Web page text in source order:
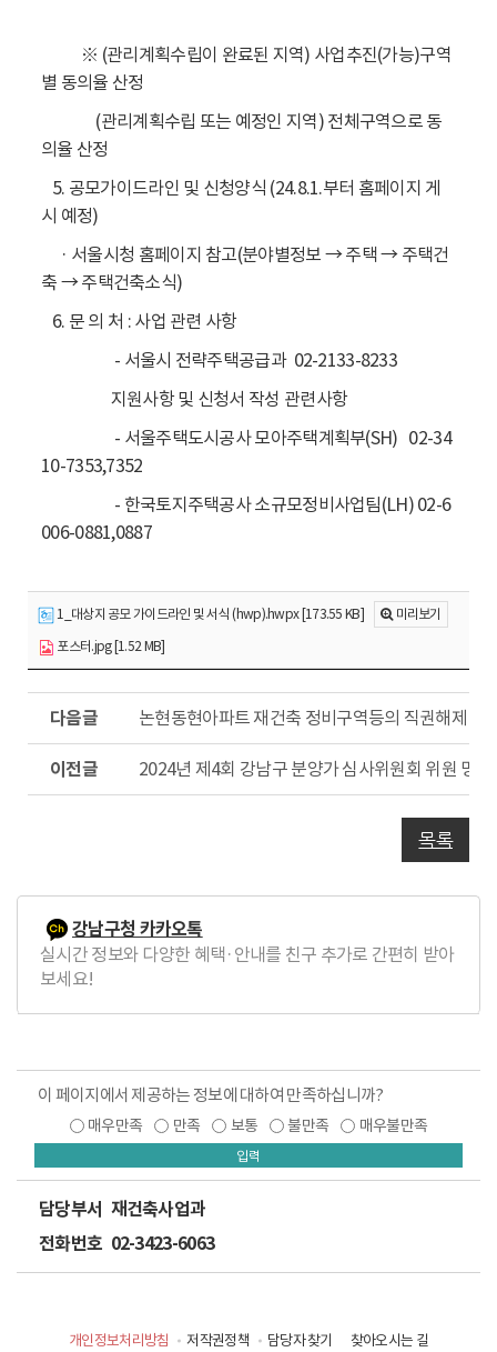
※ (관리계획수립이 완료된 지역) 사업추진(가능)구역
별 동의율 산정
(관리계획수립 또는 예정인 지역) 전체구역으로 동
의율 산정
5. 공모가이드라인 및 신청양식 (24.8.1.부터 홈페이지 게
시 예정)
· 서울시청 홈페이지 참고(분야별정보 → 주택 → 주택건
축 → 주택건축소식)
6. 문 의 처 : 사업 관련 사항
- 서울시 전략주택공급과 02-2133-8233
지원사항 및 신청서 작성 관련사항
- 서울주택도시공사 모아주택계획부(SH) 02-34
10-7353,7352
- 한국토지주택공사 소규모정비사업팀(LH) 02-6
006-0881,0887
1_대상지 공모 가이드라인 및 서식 (hwp).hwpx [173.55 KB]
미리보기
포스터.jpg [1.52 MB]
글
논현동현아파트 재건축 정비구역등의 직권해제 주
글
2024년 제4회 강남구 분양가 심사위원회 위원 명단
목록
강남구청 카카오톡
실시간 정보와 다양한 혜택·안내를 친구 추가로 간편히 받아
보세요!
이 페이지에서 제공하는 정보에 대하여 만족하십니까?
매우만족 만족 보통 불만족 매우불만족
입력
담당부서 재건축사업과
전화번호 02-3423-6063
개인정보처리방침 저작권정책 담당자 찾기 찾아오시는 길